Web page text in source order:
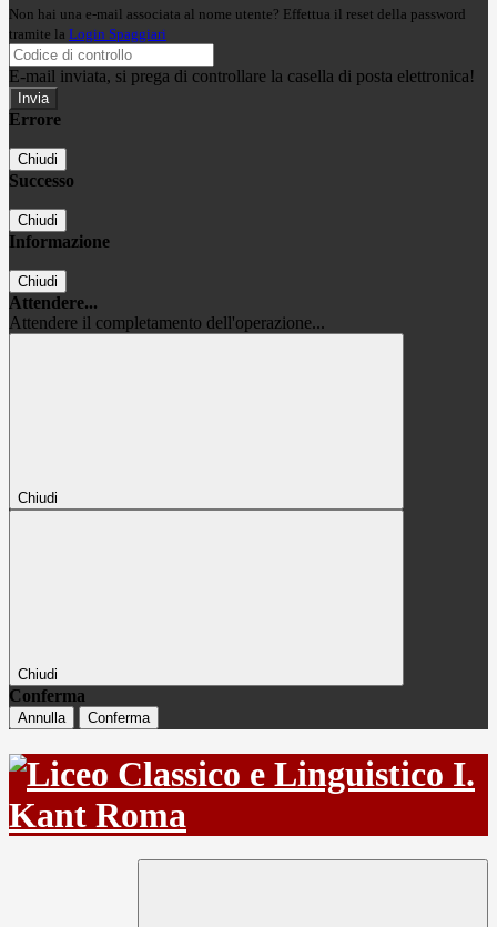
Non hai una e-mail associata al nome utente? Effettua il reset della password
tramite la Login Spaggiari
E-mail inviata, si prega di controllare la casella di posta elettronica!
Errore
Chiudi
Successo
Chiudi
Informazione
Chiudi
Attendere...
Attendere il completamento dell'operazione...
Chiudi
Chiudi
Conferma
Annulla Conferma